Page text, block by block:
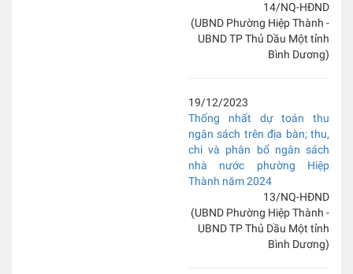
14/NQ-HĐND
(UBND Phường Hiệp Thành -
UBND TP Thủ Dầu Một tỉnh
Bình Dương)
19/12/2023
Thống nhất dự toán thu
ngân sách trên địa bàn; thu,
chi và phân bổ ngân sách
nhà nước phường Hiệp
Thành năm 2024
13/NQ-HĐND
(UBND Phường Hiệp Thành -
UBND TP Thủ Dầu Một tỉnh
Bình Dương)